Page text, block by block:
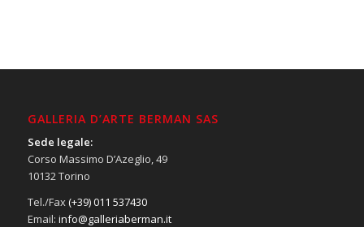
GALLERIA D’ARTE BERMAN SAS
Sede legale:
Corso Massimo D’Azeglio, 49
10132 Torino
Tel./Fax(+39) 011 537430
Email: info@galleriaberman.it